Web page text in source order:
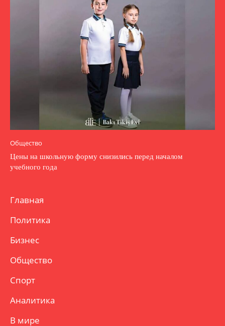
Общество
Цены на школьную форму снизились перед началом
учебного года
Главная
Политика
Бизнес
Общество
Спорт
Аналитика
В мире